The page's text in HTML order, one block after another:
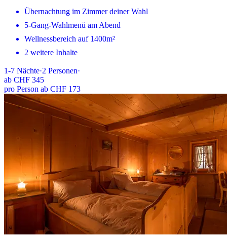
Übernachtung im Zimmer deiner Wahl
5-Gang-Wahlmenü am Abend
Wellnessbereich auf 1400m²
2 weitere Inhalte
1-7 Nächte·2 Personen·
ab CHF 345
pro Person ab CHF 173